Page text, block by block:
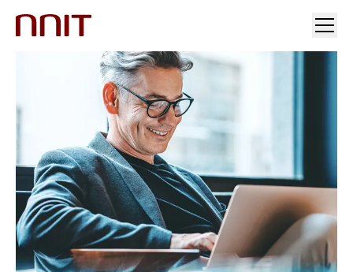
VORES LØSNINGER
INDSIGT
INVESTORER OG PRESSE